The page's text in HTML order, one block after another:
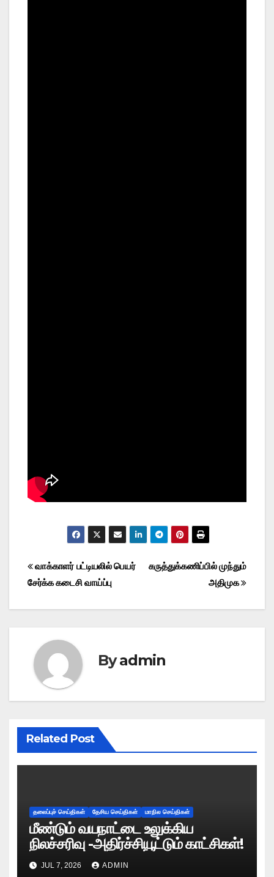
Post
navigation
கருத்துக்கணிப்பில் முந்தும்
அதிமுக
வாக்காளர் பட்டியலில் பெயர்
சேர்க்க கடைசி வாய்ப்பு
Byadmin
Related Post
தலைப்புச் செய்திகள் தேசிய செய்திகள் மாநில செய்திகள்
மீண்டும் வயநாட்டை உலுக்கிய
நிலச்சரிவு -அதிர்ச்சியூட்டும் காட்சிகள்!
JUL 7, 2026 ADMIN